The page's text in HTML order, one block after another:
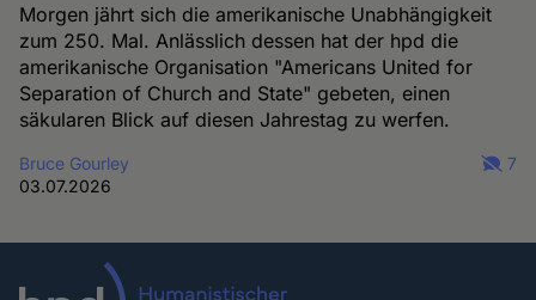
Morgen jährt sich die amerikanische Unabhängigkeit
zum 250. Mal. Anlässlich dessen hat der hpd die
amerikanische Organisation "Americans United for
Separation of Church and State" gebeten, einen
säkularen Blick auf diesen Jahrestag zu werfen.
Bruce Gourley
03.07.2026
7